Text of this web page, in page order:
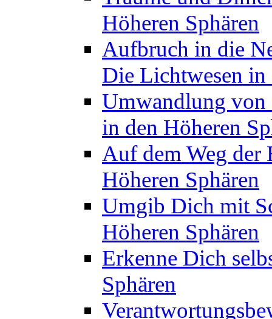
Höheren Sphären
Aufbruch in die
Die Lichtwesen in
Umwandlung von
in den Höheren
Auf dem Weg der
Höheren Sphären
Umgib Dich mit
Höheren Sphären
Erkenne Dich
Sphären